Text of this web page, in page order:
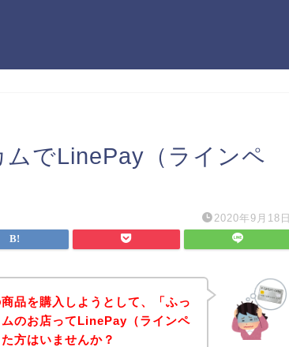
でLinePay（ラインペ
2020年9月18日
品を購入しようとして、「ふっ
のお店ってLinePay（ラインペ
方はいませんか？